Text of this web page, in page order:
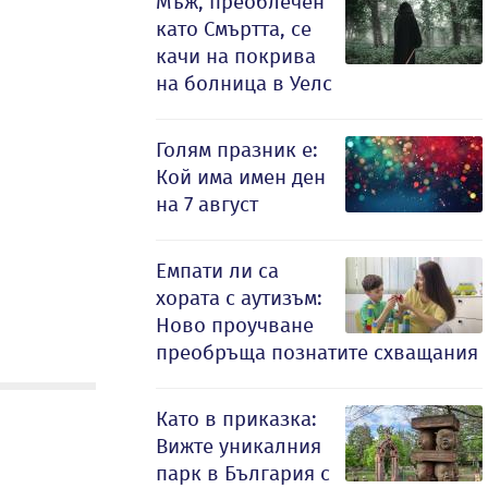
като Смъртта, се
качи на покрива
на болница в Уелс
Голям празник е:
Кой има имен ден
на 7 август
Емпати ли са
хората с аутизъм:
Ново проучване
преобръща познатите схващания
Като в приказка:
Вижте уникалния
парк в България с